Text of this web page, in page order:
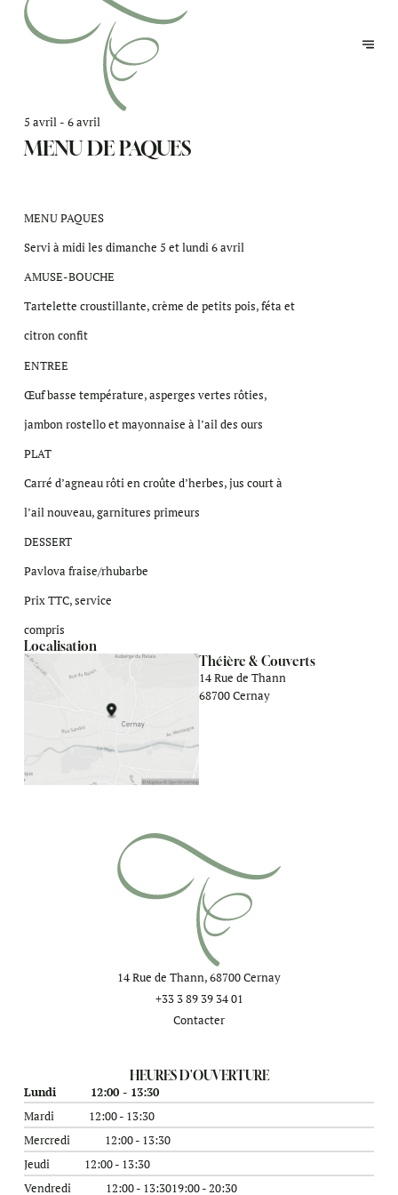
5 avril - 6 avril
MENU DE PAQUES
MENU PAQUES
Servi à midi les dimanche 5 et lundi 6 avril
AMUSE-BOUCHE
Tartelette croustillante, crème de petits pois, féta et
citron confit
ENTREE
Œuf basse température, asperges vertes rôties,
jambon rostello et mayonnaise à l’ail des ours
PLAT
Carré d’agneau rôti en croûte d’herbes, jus court à
l’ail nouveau, garnitures primeurs
DESSERT
Pavlova fraise/rhubarbe
Prix TTC, service
compris
Localisation
Théière & Couverts
14 Rue de Thann
68700 Cernay
14 Rue de Thann, 68700 Cernay
+33 3 89 39 34 01
Contacter
HEURES D'OUVERTURE
Lundi
12:00 - 13:30
Mardi
12:00 - 13:30
Mercredi
12:00 - 13:30
Jeudi
12:00 - 13:30
Vendredi
12:00 - 13:3019:00 - 20:30